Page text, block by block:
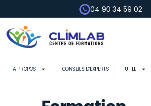
04 90 34 59 02
A PROPOS CONSEILS D’EXPERTS UTILE